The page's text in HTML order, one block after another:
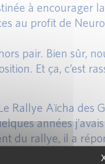
à encourager
au profit de
pair. Bien sûr,
Et ça, c’est
Rallye Aïcha des
années
du rallye, il a
avec le monde de